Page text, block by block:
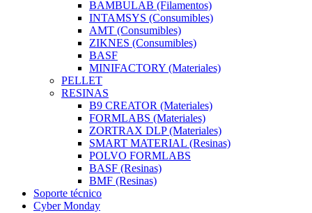
BAMBULAB (Filamentos)
INTAMSYS (Consumibles)
AMT (Consumibles)
ZIKNES (Consumibles)
BASF
MINIFACTORY (Materiales)
PELLET
RESINAS
B9 CREATOR (Materiales)
FORMLABS (Materiales)
ZORTRAX DLP (Materiales)
SMART MATERIAL (Resinas)
POLVO FORMLABS
BASF (Resinas)
BMF (Resinas)
Soporte técnico
Cyber Monday